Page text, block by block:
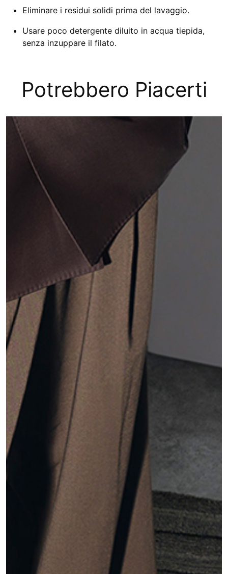
Eliminare i residui solidi prima del lavaggio.
Usare poco detergente diluito in acqua tiepida,
senza inzuppare il filato.
Potrebbero Piacerti